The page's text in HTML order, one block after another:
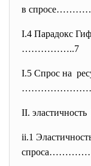
в
I.4
……………..7
I.5 Спрос на
II.
ii.1